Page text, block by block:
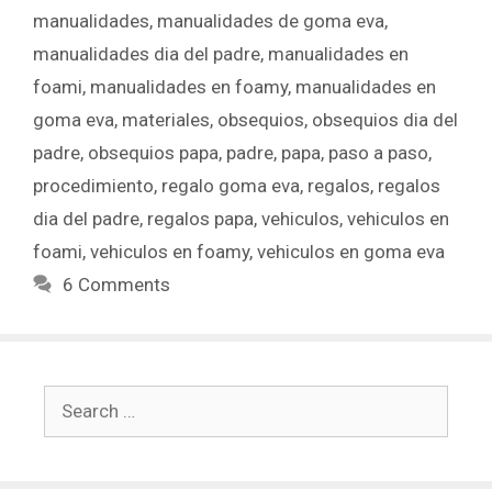
manualidades, manualidades de goma eva,
manualidades dia del padre, manualidades en
foami, manualidades en foamy, manualidades en
goma eva, materiales, obsequios, obsequios dia del
padre, obsequios papa, padre, papa, paso a paso,
procedimiento, regalo goma eva, regalos, regalos
dia del padre, regalos papa, vehiculos, vehiculos en
foami, vehiculos en foamy, vehiculos en goma eva
6 Comments